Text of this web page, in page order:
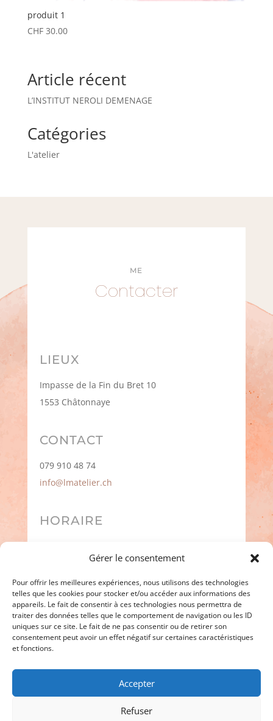
Gérer le consentement
Pour offrir les meilleures expériences, nous utilisons des technologies
telles que les cookies pour stocker et/ou accéder aux informations des
appareils. Le fait de consentir à ces technologies nous permettra de
traiter des données telles que le comportement de navigation ou les ID
uniques sur ce site. Le fait de ne pas consentir ou de retirer son
consentement peut avoir un effet négatif sur certaines caractéristiques
et fonctions.
Accepter
Refuser
produit 1
CHF30.00
Article récent
​L’INSTITUT NEROLI DEMENAGE
Catégories
L'atelier
ME
Contacter
LIEUX
Impasse de la Fin du Bret 10
1553 Châtonnaye
CONTACT
079 910 48 74
info@lmatelier.ch
HORAIRE
08h00 à 18h30
ME SUIVRE SUR:
Graphisme & web réalisés par